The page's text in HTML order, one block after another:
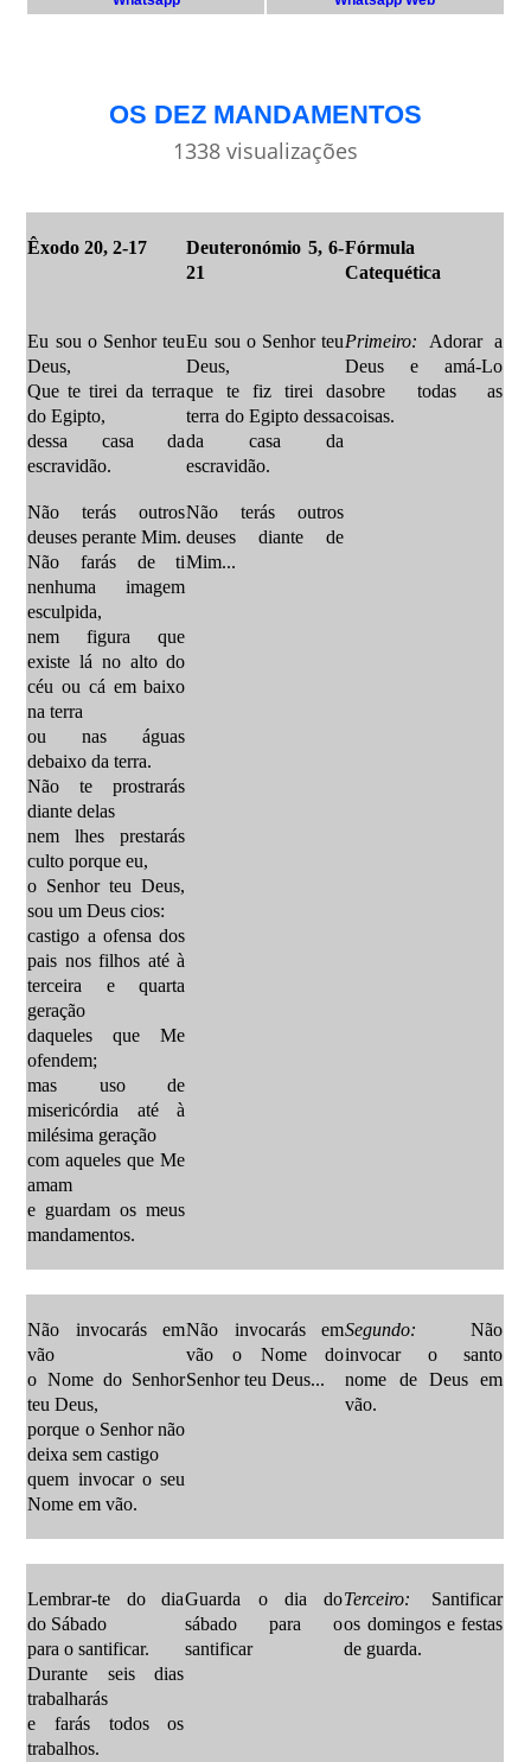
OS DEZ MANDAMENTOS
1338 visualizações
Êxodo 20, 2-17
Deuteronómio 5, 6-
21
Fórmula
Catequética
Eu sou o Senhor teu
Deus,
Que te tirei da terra
do Egipto,
dessa casa da
escravidão.
Não terás outros
deuses perante Mim.
Não farás de ti
nenhuma imagem
esculpida,
nem figura que
existe lá no alto do
céu ou cá em baixo
na terra
ou nas águas
debaixo da terra.
Não te prostrarás
diante delas
nem lhes prestarás
culto porque eu,
o Senhor teu Deus,
sou um Deus cios:
castigo a ofensa dos
pais nos filhos até à
terceira e quarta
geração
daqueles que Me
ofendem;
mas uso de
misericórdia até à
milésima geração
com aqueles que Me
amam
e guardam os meus
mandamentos.
Eu sou o Senhor teu
Deus,
que te fiz tirei da
terra do Egipto dessa
da casa da
escravidão.
Não terás outros
deuses diante de
Mim...
Primeiro:
Adorar a
Deus e amá-Lo
sobre todas as
coisas.
Não invocarás em
vão
o Nome do Senhor
teu Deus,
porque o Senhor não
deixa sem castigo
quem invocar o seu
Nome em vão.
Não invocarás em
vão o Nome do
Senhor teu Deus...
Segundo:
Não
invocar o santo
nome de Deus em
vão.
Lembrar-te do dia
do Sábado
para o santificar.
Durante seis dias
trabalharás
e farás todos os
trabalhos.
Guarda o dia do
sábado para o
santificar
Terceiro:
Santificar
os domingos e festas
de guarda.